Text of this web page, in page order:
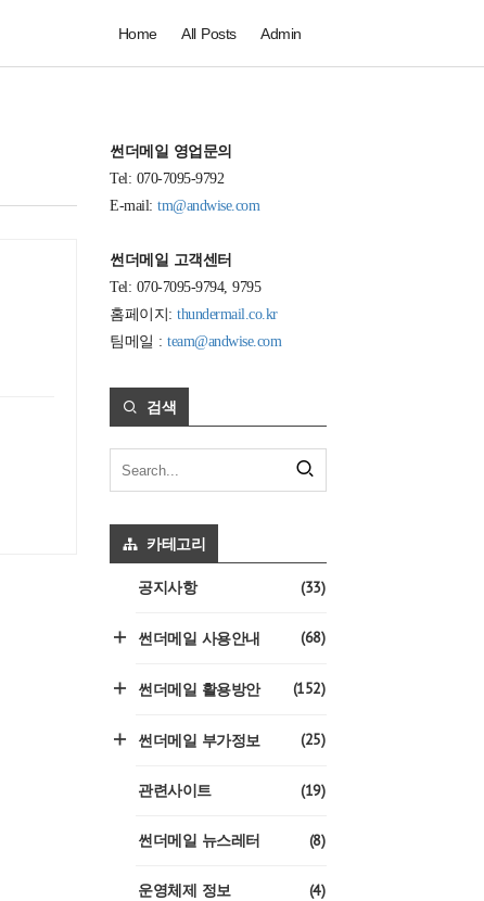
Home All Posts Admin
썬더메일 영업문의
Tel: 070-7095-9792
E-mail: tm@andwise.com
썬더메일 고객센터
Tel: 070-7095-9794, 9795
홈페이지: thundermail.co.kr
팀메일 : team@andwise.com
검색
카테고리
공지사항 (33)
썬더메일 사용안내 (68)
썬더메일 활용방안 (152)
썬더메일 부가정보 (25)
관련사이트 (19)
썬더메일 뉴스레터 (8)
운영체제 정보 (4)